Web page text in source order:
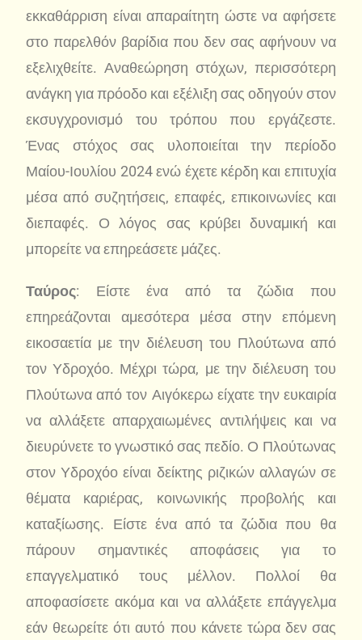
εκκαθάρριση είναι απαραίτητη ώστε να αφήσετε
στο παρελθόν βαρίδια που δεν σας αφήνουν να
εξελιχθείτε. Αναθεώρηση στόχων, περισσότερη
ανάγκη για πρόοδο και εξέλιξη σας οδηγούν στον
εκσυγχρονισμό του τρόπου που εργάζεστε.
Ένας στόχος σας υλοποιείται την περίοδο
Μαίου-Ιουλίου 2024 ενώ έχετε κέρδη και επιτυχία
μέσα από συζητήσεις, επαφές, επικοινωνίες και
διεπαφές. Ο λόγος σας κρύβει δυναμική και
μπορείτε να επηρεάσετε μάζες.
Ταύρος: Είστε ένα από τα ζώδια που
επηρεάζονται αμεσότερα μέσα στην επόμενη
εικοσαετία με την διέλευση του Πλούτωνα από
τον Υδροχόο. Μέχρι τώρα, με την διέλευση του
Πλούτωνα από τον Αιγόκερω είχατε την ευκαιρία
να αλλάξετε απαρχαιωμένες αντιλήψεις και να
διευρύνετε το γνωστικό σας πεδίο. Ο Πλούτωνας
στον Υδροχόο είναι δείκτης ριζικών αλλαγών σε
θέματα καριέρας, κοινωνικής προβολής και
καταξίωσης. Είστε ένα από τα ζώδια που θα
πάρουν σημαντικές αποφάσεις για το
επαγγελματικό τους μέλλον. Πολλοί θα
αποφασίσετε ακόμα και να αλλάξετε επάγγελμα
εάν θεωρείτε ότι αυτό που κάνετε τώρα δεν σας